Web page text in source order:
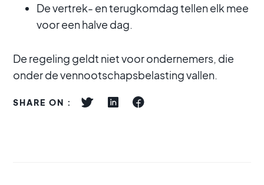
De vertrek- en terugkomdag tellen elk mee
voor een halve dag.
De regeling geldt niet voor ondernemers, die
onder de vennootschapsbelasting vallen.
SHARE ON :